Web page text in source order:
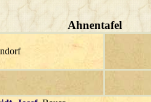
Ahnentafel